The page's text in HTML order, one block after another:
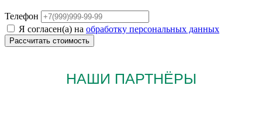
Телефон
Я согласен(а) на обработку персональных данных
НАШИ ПАРТНЁРЫ